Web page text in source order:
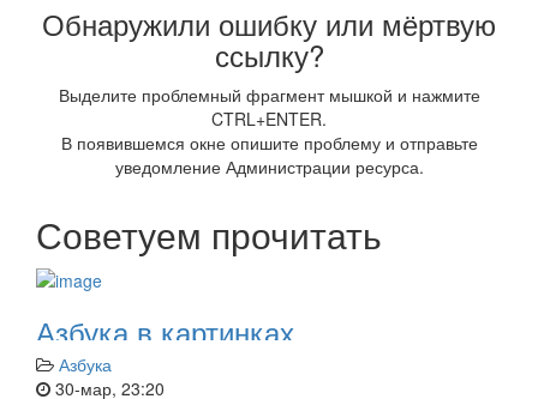
Обнаружили ошибку или мёртвую
ссылку?
Выделите проблемный фрагмент мышкой и нажмите
CTRL+ENTER.
В появившемся окне опишите проблему и отправьте
уведомление Администрации ресурса.
Советуем прочитать
Азбука в картинках
Азбука
30-мар, 23:20